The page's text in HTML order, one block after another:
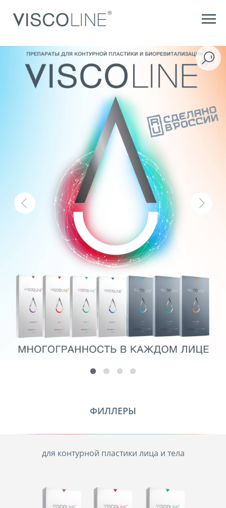
ФИЛЛЕРЫ
для контурной пластики лица и тела